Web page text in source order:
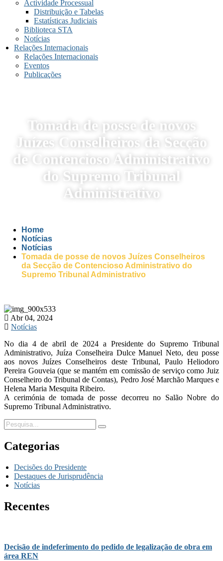
Actividade Processual
Distribuição e Tabelas
Estatísticas Judiciais
Biblioteca STA
Notícias
Relações Internacionais
Relações Internacionais
Eventos
Publicações
Tomada de posse de novos
Juízes Conselheiros da Secção
de Contencioso Administrativo
do Supremo Tribunal
Administrativo
Home
Notícias
Notícias
Tomada de posse de novos Juízes Conselheiros
da Secção de Contencioso Administrativo do
Supremo Tribunal Administrativo
Abr 04, 2024
Notícias
No dia 4 de abril de 2024 a Presidente do Supremo Tribunal
Administrativo, Juíza Conselheira Dulce Manuel Neto, deu posse
aos novos Juízes Conselheiros deste Tribunal, Paulo Heliodoro
Pereira Gouveia (que se mantém em comissão de serviço como Juiz
Conselheiro do Tribunal de Contas), Pedro José Marchão Marques e
Helena Maria Mesquita Ribeiro.
A cerimónia de tomada de posse decorreu no Salão Nobre do
Supremo Tribunal Administrativo.
Categorias
Decisões do Presidente
Destaques de Jurisprudência
Notícias
Recentes
Decisão de indeferimento do pedido de legalização de obra em
área REN